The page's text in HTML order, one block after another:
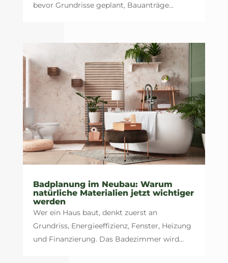
bevor Grundrisse geplant, Bauanträge...
Badplanung im Neubau: Warum
natürliche Materialien jetzt wichtiger
werden
Wer ein Haus baut, denkt zuerst an
Grundriss, Energieeffizienz, Fenster, Heizung
und Finanzierung. Das Badezimmer wird...